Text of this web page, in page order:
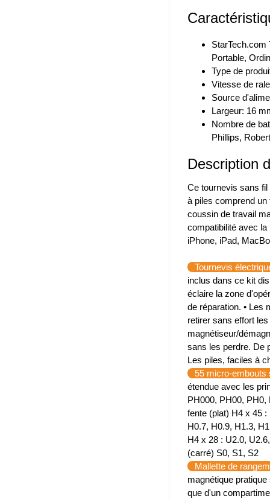
StarTech.com
Portable,
Type de
Vitesse de
Source
Largeur: 16
Nombre de
Phillips,
Description
Ce tournevis sans
à piles comprend
coussin de travail
compatibilité avec
iPhone, iPad,
Tournevis
inclus dans ce kit
éclaire la zone
de réparation. • Les
retirer sans effort
magnétiseur/
sans les perdre. De
Les piles, faciles à
55 micro-embouts
étendue avec les
PH000, PH00, PH0,
fente (plat) H4 x 45 :
H0.7, H0.9, H1.3,
H4 x 28 : U2.0,
(carré) S0, S1, S2
Mallette de
magnétique
que d'un